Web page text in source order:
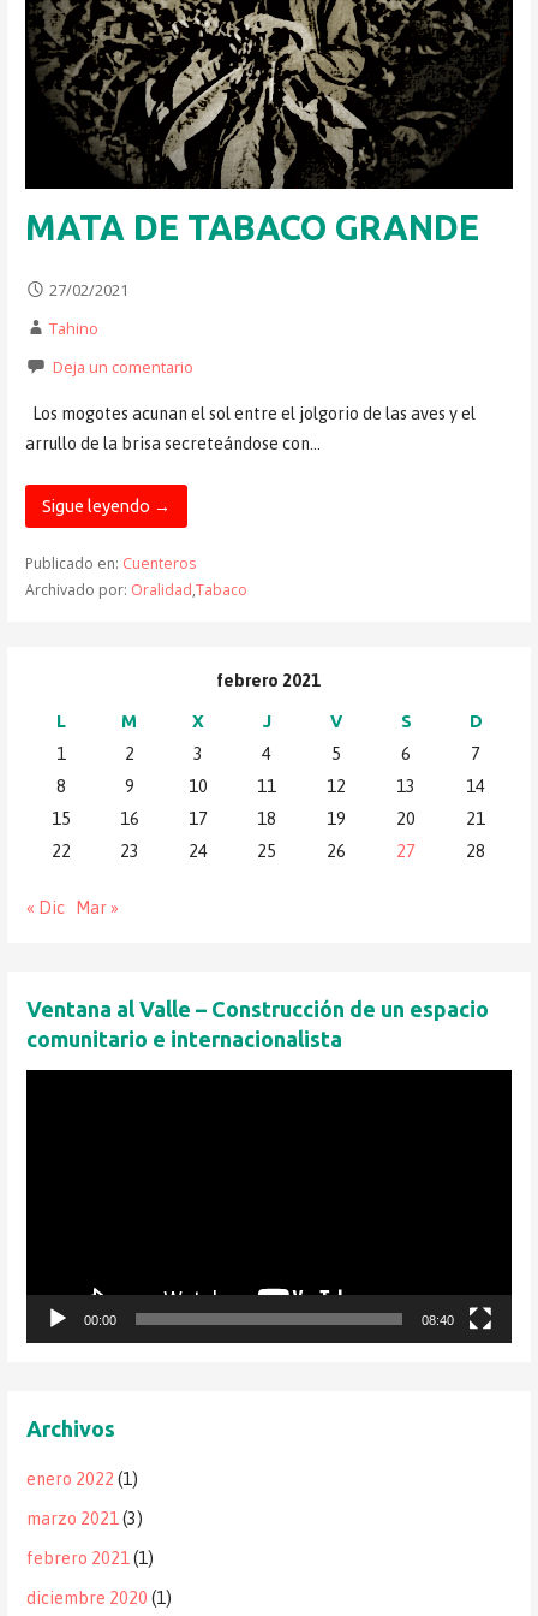
MATA DE TABACO GRANDE
27/02/2021
Tahino
Deja un comentario
Los mogotes acunan el sol entre el jolgorio de las aves y el
arrullo de la brisa secreteándose con…
Sigue leyendo →
Publicado en: Cuenteros
Archivado por: Oralidad,Tabaco
febrero 2021
L M X J V S
D
1
2 3 4 5 6
7
8
9 10 11 12 13
14
15
16 17 18 19 20
21
22
23 24 25 26 27 28
« Dic Mar »
Ventana al Valle – Construcción de un espacio
comunitario e internacionalista
00:00 08:40
Archivos
enero 2022 (1)
marzo 2021 (3)
febrero 2021 (1)
diciembre 2020 (1)